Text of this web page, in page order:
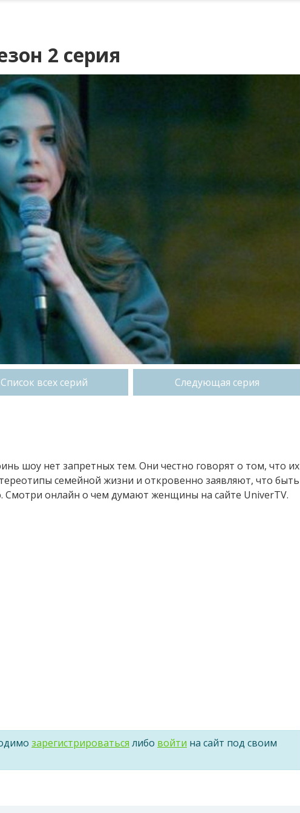
2 серия
Список всех серий Следующая серия
шоу нет запретных тем. Они честно говорят о том, что их
семейной жизни и откровенно заявляют, что быть
онлайн о чем думают женщины на сайте UniverTV.
зарегистрироваться либо войти на сайт под своим